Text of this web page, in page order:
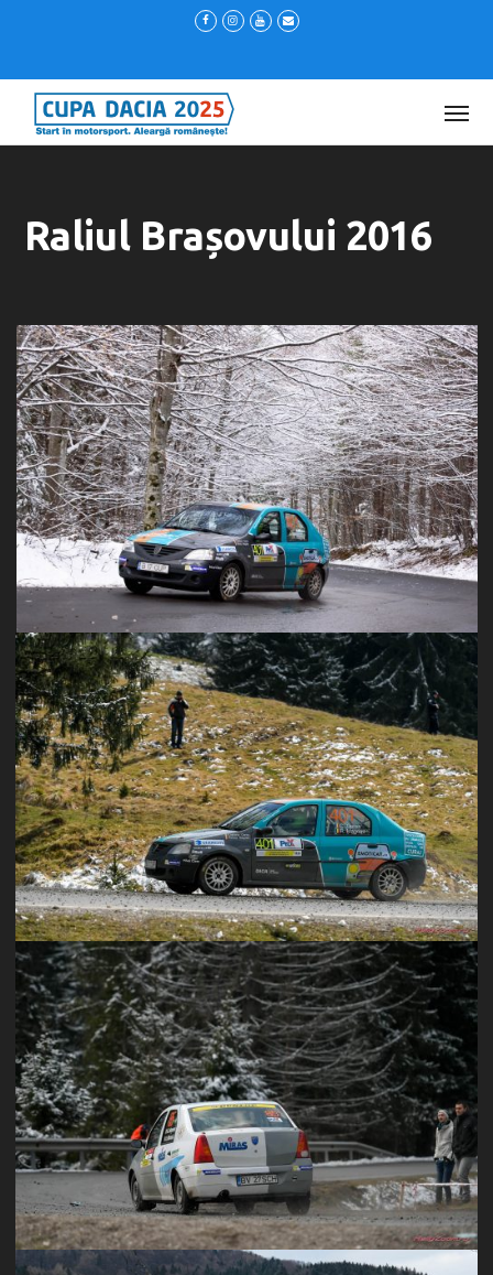
Raliul Brașovului 2016